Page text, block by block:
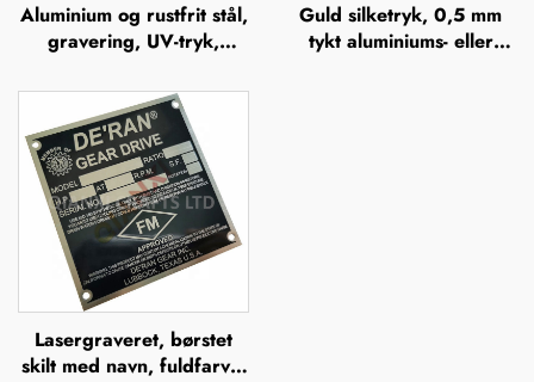
Aluminium og rustfrit stål,
gravering, UV-tryk,
metalnavneplader,
mærkeskilte, forhøjet
metalplade
Guld silketryk, 0,5 mm
tykt aluminiums- eller
Lasergraveret, børstet
skilt med navn, fuldfarvet